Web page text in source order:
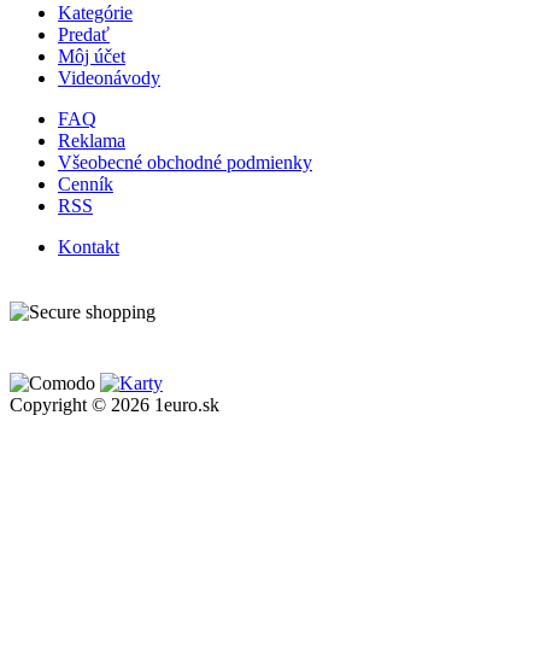
Kategórie
Predať
Môj účet
Videonávody
FAQ
Reklama
Všeobecné obchodné podmienky
Cenník
RSS
Kontakt
Copyright © 2026 1euro.sk